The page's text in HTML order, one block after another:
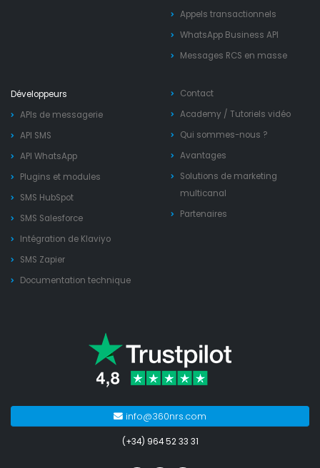
Appels transactionnels
WhatsApp Business API
Messages RCS en masse
Développeurs
APIs de messagerie
API SMS
API WhatsApp
Plugins et modules
SMS HubSpot
SMS Salesforce
Intégration de Klaviyo
SMS Zapier
Documentation technique
Contact
Academy / Tutoriels vidéo
Qui sommes-nous ?
Avantages
Solutions de marketing
multicanal
Partenaires
info@360nrs.com
(+34) 964 52 33 31